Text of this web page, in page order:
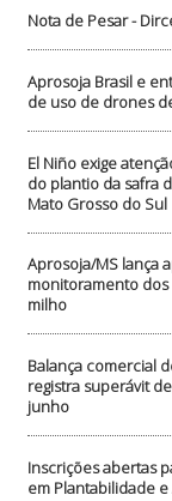
Nota de Pesar -
Aprosoja Brasil e
de uso de drones
El Niño exige
do plantio da safra
Mato Grosso do Sul
Aprosoja/MS lança
monitoramento
milho
Balança comercial
registra superávit
junho
Inscrições abertas
em Plantabilidade